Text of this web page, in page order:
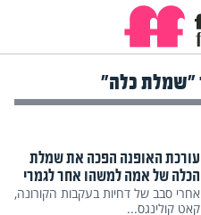
עורכת האופנה הפכה את שמלת
הכלה של אמה למשהו אחר לגמרי
אחרי סבב של דחיות בעקבות הקורונה,
קאט קולינגס...